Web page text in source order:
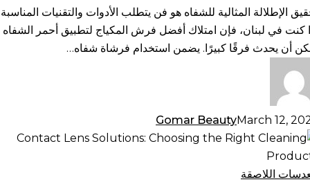
الإطلالة المثالية للشفاه هو فن يتطلب الأدوات والتقنيات
كنت في لبنان، فإن امتلاك أفضل فرش المكياج لتطبيق أحمر الشفاه
أن يحدث فرقًا كبيرًا. يضمن استخدام فرشاة شفاه…
Gomar BeautyMarch 12,
اللاصقة